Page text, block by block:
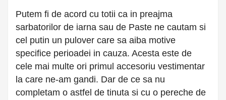
Putem fi de acord cu totii ca in preajma
sarbatorilor de iarna sau de Paste ne cautam si
cel putin un pulover care sa aiba motive
specifice perioadei in cauza. Acesta este de
cele mai multe ori primul accesoriu vestimentar
la care ne-am gandi. Dar de ce sa nu
completam o astfel de tinuta si cu o pereche de